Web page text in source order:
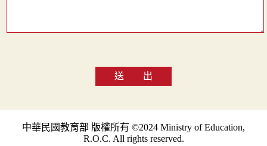
送 出
中華民國教育部 版權所有 ©2024 Ministry of Education,
R.O.C. All rights reserved.